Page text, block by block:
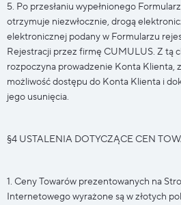
5. Po przesłaniu wypełnionego
otrzymuje niezwłocznie, drogą
elektronicznej podany w Formularzu
Rejestracji przez firmę CUMULUS. Z tą
rozpoczyna prowadzenie Konta Klienta,
możliwość dostępu do Konta Klienta i
jego usunięcia.
§4 USTALENIA DOTYCZĄCE CEN
1. Ceny Towarów prezentowanych na
Internetowego wyrażone są w złotych